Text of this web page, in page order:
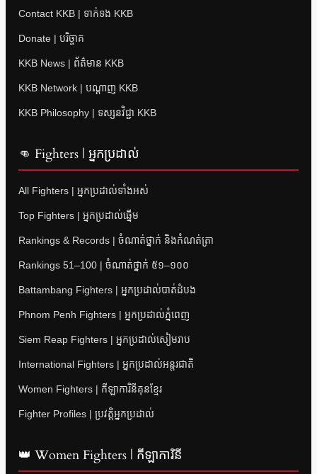
Contact KKB | ទាក់ទង KKB
Donate | បរិច្ចាគ
KKB News | ព័ត៌មាន KKB
KKB Network | បណ្តាញ KKB
KKB Philosophy | ទស្សនវិជ្ជា KKB
👊 Fighters | អ្នកប្រដាល់
All Fighters | អ្នកប្រដាល់ទាំងអស់
Top Fighters | អ្នកប្រដាល់ឆ្នើម
Rankings & Records | ចំណាត់ថ្នាក់ និងកំណត់ត្រា
Rankings 51–100 | ចំណាត់ថ្នាក់ ៥១–១០០
Battambang Fighters | អ្នកប្រដាល់បាត់ដំបង
Phnom Penh Fighters | អ្នកប្រដាល់ភ្នំពេញ
Siem Reap Fighters | អ្នកប្រដាល់សៀមរាប
International Fighters | អ្នកប្រដាល់អន្តរជាតិ
Women Fighters | កីឡាការិនីគុនខ្មែរ
Fighter Profiles | ប្រវត្តិអ្នកប្រដាល់
👑 Women Fighters | កីឡាការិនី